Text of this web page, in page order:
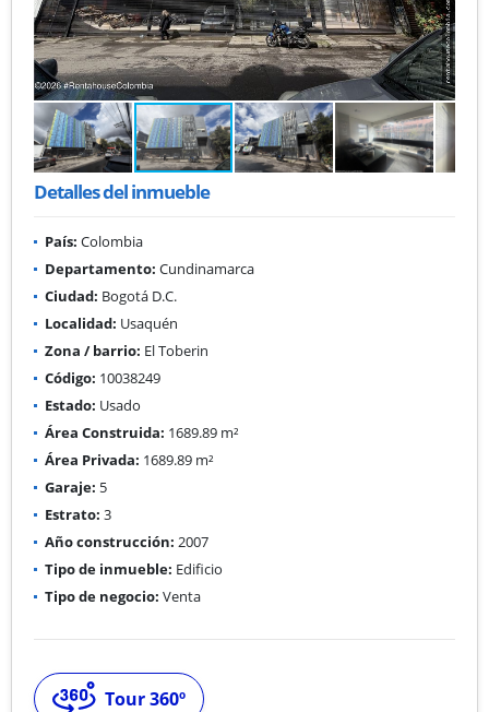
Detalles del inmueble
País: Colombia
Departamento: Cundinamarca
Ciudad: Bogotá D.C.
Localidad: Usaquén
Zona / barrio: El Toberin
Código: 10038249
Estado: Usado
Área Construida: 1689.89 m²
Área Privada: 1689.89 m²
Garaje: 5
Estrato: 3
Año construcción: 2007
Tipo de inmueble: Edificio
Tipo de negocio: Venta
Tour 360º